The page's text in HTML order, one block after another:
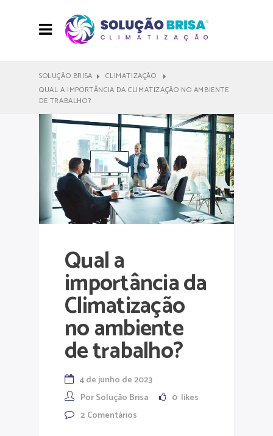
SOLUÇÃO BRISA
CLIMATIZAÇÃO
QUAL A IMPORTÂNCIA DA CLIMATIZAÇÃO NO AMBIENTE
DE TRABALHO?
Qual a
importância da
Climatização
no ambiente
de trabalho?
4 de junho de 2023
PorSolução Brisa 0 likes
2 Comentários